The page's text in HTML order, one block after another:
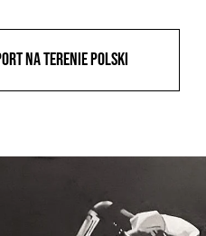
na terenie Polski